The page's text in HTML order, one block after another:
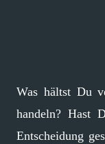
Was hältst Du
handeln? Hast
Entscheidung